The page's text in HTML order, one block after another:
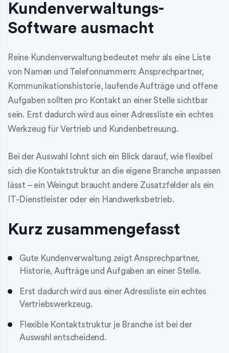
Kundenverwaltungs-
Software ausmacht
Reine Kundenverwaltung bedeutet mehr als eine Liste
von Namen und Telefonnummern: Ansprechpartner,
Kommunikationshistorie, laufende Aufträge und offene
Aufgaben sollten pro Kontakt an einer Stelle sichtbar
sein. Erst dadurch wird aus einer Adressliste ein echtes
Werkzeug für Vertrieb und Kundenbetreuung.
Bei der Auswahl lohnt sich ein Blick darauf, wie flexibel
sich die Kontaktstruktur an die eigene Branche anpassen
lässt – ein Weingut braucht andere Zusatzfelder als ein
IT-Dienstleister oder ein Handwerksbetrieb.
Kurz zusammengefasst
Gute Kundenverwaltung zeigt Ansprechpartner,
Historie, Aufträge und Aufgaben an einer Stelle.
Erst dadurch wird aus einer Adressliste ein echtes
Vertriebswerkzeug.
Flexible Kontaktstruktur je Branche ist bei der
Auswahl entscheidend.